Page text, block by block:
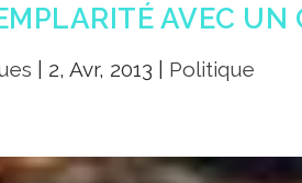
AVEC UN
2, Avr, 2013 Politique